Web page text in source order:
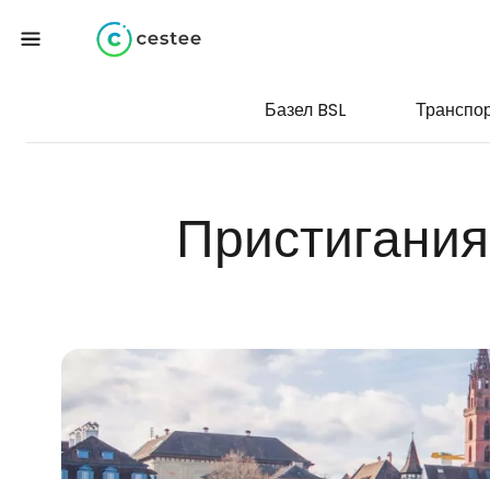
Базел BSL